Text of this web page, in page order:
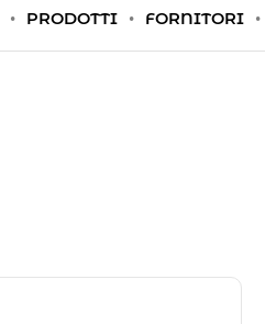
PRODOTTI FORNITORI